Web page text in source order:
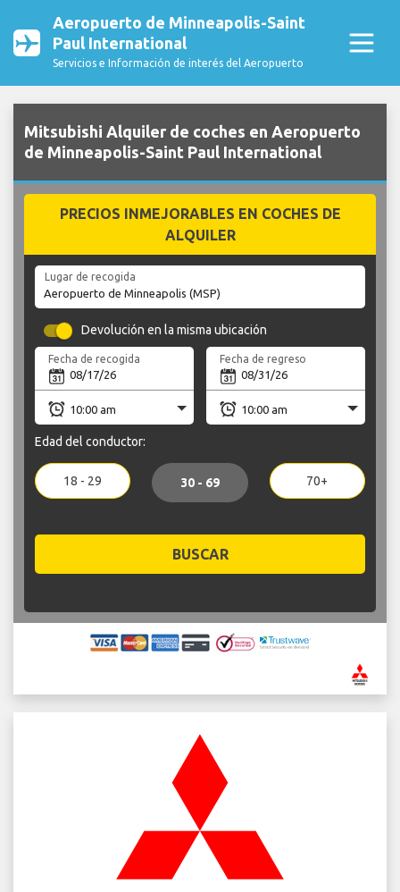
Aeropuerto de Minneapolis-Saint
Paul International
Servicios e Información de interés del Aeropuerto
Mitsubishi Alquiler de coches en Aeropuerto
de Minneapolis-Saint Paul International
PRECIOS INMEJORABLES EN COCHES DE
ALQUILER
Lugar de recogida
Devolución en la misma ubicación
Fecha de recogida Fecha de regreso
Edad del conductor:
18 - 29 30 - 69 70+
BUSCAR